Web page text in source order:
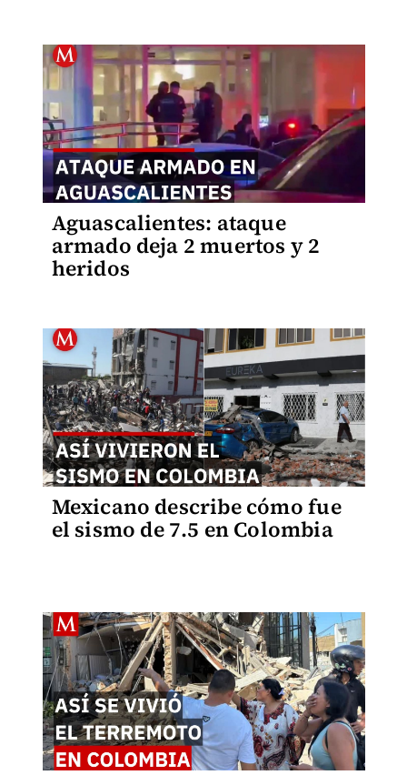
Aguascalientes: ataque
armado deja 2 muertos y 2
heridos
Mexicano describe cómo fue
el sismo de 7.5 en Colombia